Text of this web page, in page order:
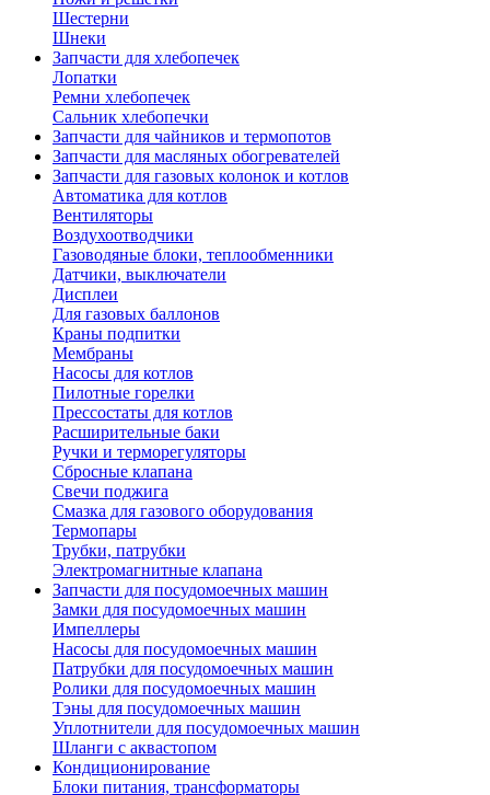
Шестерни
Шнеки
Запчасти для хлебопечек
Лопатки
Ремни хлебопечек
Сальник хлебопечки
Запчасти для чайников и термопотов
Запчасти для масляных обогревателей
Запчасти для газовых колонок и котлов
Автоматика для котлов
Вентиляторы
Воздухоотводчики
Газоводяные блоки, теплообменники
Датчики, выключатели
Дисплеи
Для газовых баллонов
Краны подпитки
Мембраны
Насосы для котлов
Пилотные горелки
Прессостаты для котлов
Расширительные баки
Ручки и терморегуляторы
Сбросные клапана
Свечи поджига
Смазка для газового оборудования
Термопары
Трубки, патрубки
Электромагнитные клапана
Запчасти для посудомоечных машин
Замки для посудомоечных машин
Импеллеры
Насосы для посудомоечных машин
Патрубки для посудомоечных машин
Ролики для посудомоечных машин
Тэны для посудомоечных машин
Уплотнители для посудомоечных машин
Шланги с аквастопом
Кондиционирование
Блоки питания, трансформаторы